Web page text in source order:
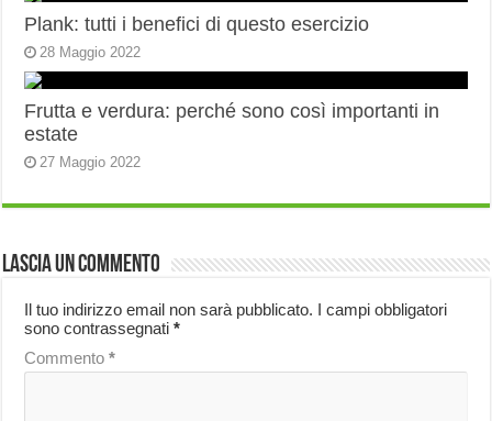
Plank: tutti i benefici di questo esercizio
28 Maggio 2022
Frutta e verdura: perché sono così importanti in
estate
27 Maggio 2022
Lascia un commento
Il tuo indirizzo email non sarà pubblicato. I campi obbligatori
sono contrassegnati*
Commento*